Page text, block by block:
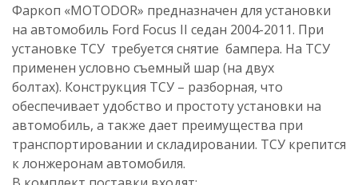
Фаркоп «MOTODOR» предназначен для установки
на автомобиль Ford Focus II седан 2004-2011. При
установке ТСУ требуется снятие бампера. На ТСУ
применен условно съемный шар (на двух
болтах). Конструкция ТСУ – разборная, что
обеспечивает удобство и простоту установки на
автомобиль, а также дает преимущества при
транспортировании и складировании. ТСУ крепится
к лонжеронам автомобиля.